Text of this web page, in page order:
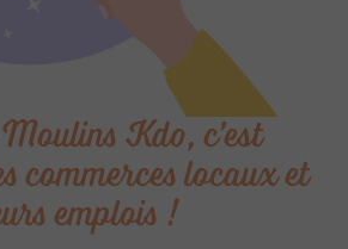
Kdo, c’est
commerces locaux et
emplois !